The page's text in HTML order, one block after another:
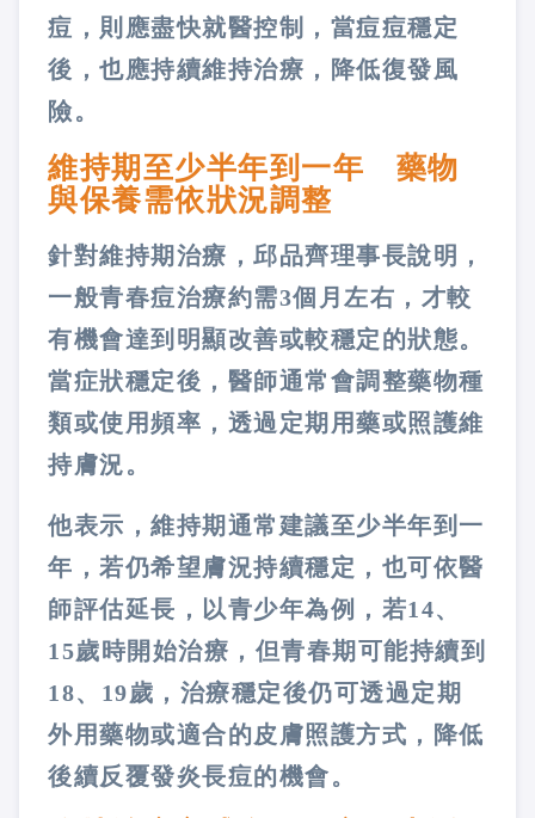
痘，則應盡快就醫控制，當痘痘穩定
後，也應持續維持治療，降低復發風
險。
維持期至少半年到一年 藥物
與保養需依狀況調整
針對維持期治療，邱品齊理事長說明，
一般青春痘治療約需3個月左右，才較
有機會達到明顯改善或較穩定的狀態。
當症狀穩定後，醫師通常會調整藥物種
類或使用頻率，透過定期用藥或照護維
持膚況。
他表示，維持期通常建議至少半年到一
年，若仍希望膚況持續穩定，也可依醫
師評估延長，以青少年為例，若14、
15歲時開始治療，但青春期可能持續到
18、19歲，治療穩定後仍可透過定期
外用藥物或適合的皮膚照護方式，降低
後續反覆發炎長痘的機會。